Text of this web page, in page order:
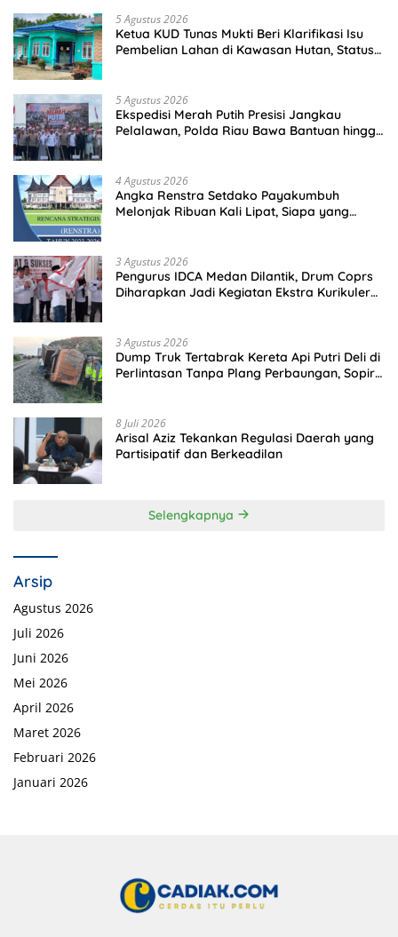
5 Agustus 2026
Ketua KUD Tunas Mukti Beri Klarifikasi Isu
Pembelian Lahan di Kawasan Hutan, Status
5 Agustus 2026
Ekspedisi Merah Putih Presisi Jangkau
Pelalawan, Polda Riau Bawa Bantuan hingga
4 Agustus 2026
Angka Renstra Setdako Payakumbuh
Melonjak Ribuan Kali Lipat, Siapa yang
3 Agustus 2026
Pengurus IDCA Medan Dilantik, Drum Coprs
Diharapkan Jadi Kegiatan Ekstra Kurikuler
3 Agustus 2026
Dump Truk Tertabrak Kereta Api Putri Deli di
Perlintasan Tanpa Plang Perbaungan, Sopir
8 Juli 2026
Arisal Aziz Tekankan Regulasi Daerah yang
Partisipatif dan Berkeadilan
Selengkapnya
Arsip
Agustus 2026
Juli 2026
Juni 2026
Mei 2026
April 2026
Maret 2026
Februari 2026
Januari 2026